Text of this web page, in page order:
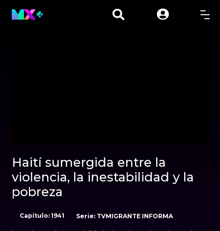
Haití sumergida entre la
violencia, la inestabilidad y la
pobreza
Capítulo: 1941 Serie: TVMIGRANTE INFORMA